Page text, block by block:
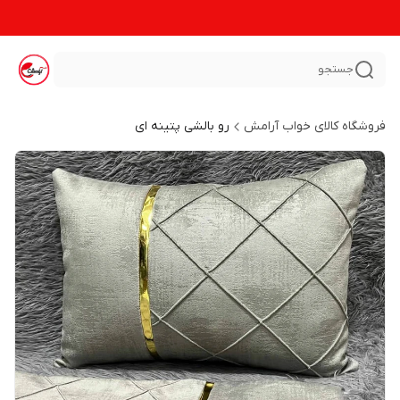
جستجو
فروشگاه کالای خواب آرامش رو بالشی پتینه ای